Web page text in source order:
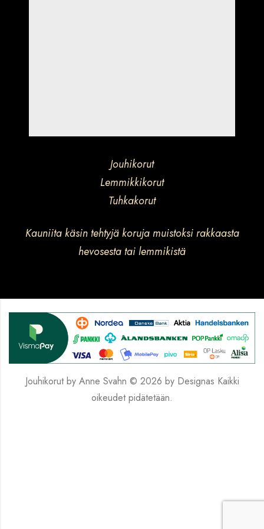
Jouhikorut
Lemmikkikorut
Tuhkakorut
Kauniita käsin tehtyjä koruja muistoksi rakkaasta
hevosesta tai lemmikistä
Jouhikorut by Anne Svahn © 2026 by Designas Kaikki
oikeudet pidätetään.